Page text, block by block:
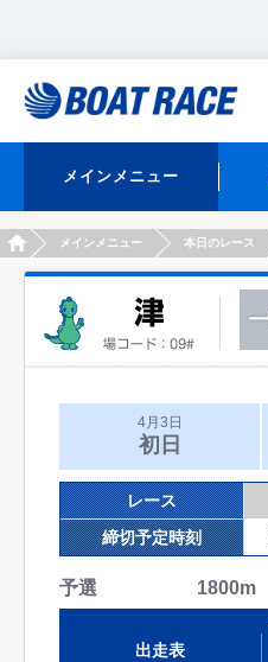
メインメニュー
HOMEメインメニュー 本日のレース
4月3日
初日
レース
締切予定時刻
予選 1800m
出走表